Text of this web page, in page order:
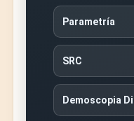
Parametría
SRC
Demoscopia